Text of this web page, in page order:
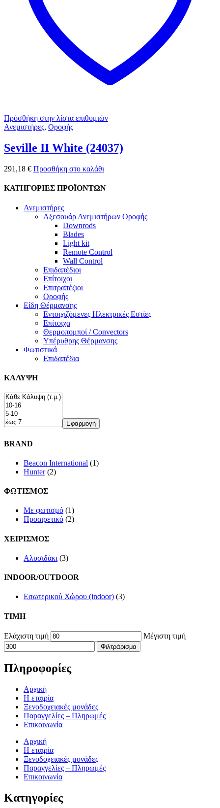
Πρόσθήκη στην λίστα επιθυμιών
Ανεμιστήρες, Οροφής
Seville II White (24037)
291,18 € Προσθήκη στο καλάθι
ΚΑΤΗΓΟΡΙΕΣ ΠΡΟΪΟΝΤΩΝ
Ανεμιστήρες
Αξεσουάρ Ανεμιστήρων Οροφής
Downrods
Blades
Light kit
Remote Control
Wall Control
Επιδαπέδιοι
Επίτοιχοι
Επιτραπέζιοι
Οροφής
Είδη Θέρμανσης
Εντοιχιζόμενες Ηλεκτρικές Εστίες
Επίτοιχα
Θερμοπομποί / Convectors
Υπέρυθρης Θέρμανσης
Φωτιστικά
Επιδαπέδια
ΚΑΛΥΨΗ
Εφαρμογή
BRAND
Beacon International (1)
Hunter (2)
ΦΩΤΙΣΜΟΣ
Με φωτισμό (1)
Προαιρετικό (2)
ΧΕΙΡΙΣΜΟΣ
Αλυσιδάκι (3)
INDOOR/OUTDOOR
Εσωτερικού Χώρου (indoor) (3)
TIMH
Ελάχιστη τιμή Μέγιστη τιμή
Φιλτράρισμα
Πληροφορίες
Αρχική
Η εταιρία
Ξενοδοχειακές μονάδες
Παραγγελίες – Πληρωμές
Επικοινωνία
Αρχική
Η εταιρία
Ξενοδοχειακές μονάδες
Παραγγελίες – Πληρωμές
Επικοινωνία
Κατηγορίες